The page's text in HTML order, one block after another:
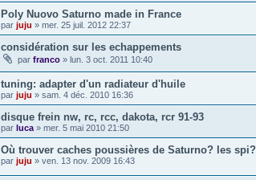
Poly Nuovo Saturno made in France
par juju » mer. 25 juil. 2012 22:37
considération sur les echappements
par franco » lun. 3 oct. 2011 10:40
tuning: adapter d'un radiateur d'huile
par juju » sam. 4 déc. 2010 16:36
disque frein nw, rc, rcc, dakota, rcr 91-93
par luca » mer. 5 mai 2010 21:50
Où trouver caches poussières de Saturno? les spi?
par juju » ven. 13 nov. 2009 16:43